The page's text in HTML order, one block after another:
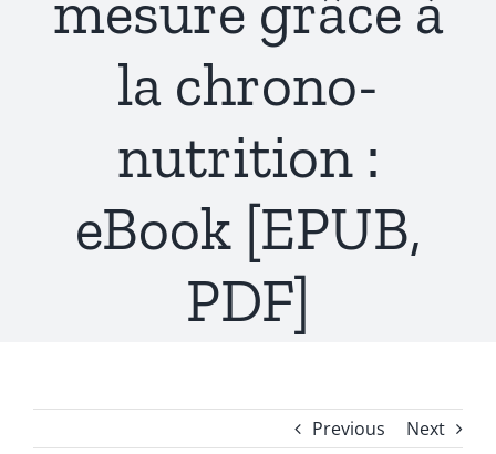
la chrono-
nutrition :
eBook [EPUB,
PDF]
Previous Next